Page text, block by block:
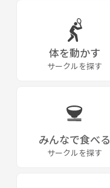
体を動かす
サークルを探す
みんなで食べる
サークルを探す